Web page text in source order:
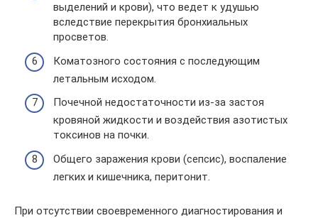
выделений и крови), что ведет к удушью
вследствие перекрытия бронхиальных
просветов.
Коматозного состояния с последующим
летальным исходом.
Почечной недостаточности из-за застоя
кровяной жидкости и воздействия азотистых
токсинов на почки.
Общего заражения крови (сепсис), воспаление
легких и кишечника, перитонит.
При отсутствии своевременного диагностирования и